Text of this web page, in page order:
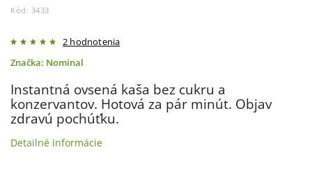
Kód: 3433
2 hodnotenia
Značka: Nominal
Instantná ovsená kaša bez cukru a
konzervantov. Hotová za pár minút. Objav
zdravú pochúťku.
Detailné informácie